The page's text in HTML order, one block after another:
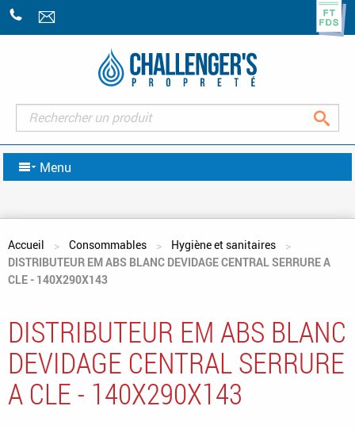
+33
(0)2
47
07
Menu
Vous êtes ici
Accueil Consommables
Hygiène et sanitaires
DISTRIBUTEUR EM ABS BLANC DEVIDAGE CENTRAL SERRURE A
CLE - 140X290X143
DISTRIBUTEUR EM ABS BLANC
DEVIDAGE CENTRAL SERRURE
A CLE - 140X290X143